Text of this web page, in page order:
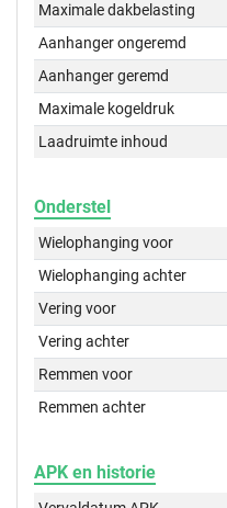
Maximale dakbelasting
Aanhanger ongeremd
Aanhanger geremd
Maximale kogeldruk
Laadruimte inhoud
Onderstel
Wielophanging voor
Wielophanging achter
Vering voor
Vering achter
Remmen voor
Remmen achter
APK en historie